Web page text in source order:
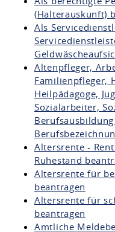
(Halterauskunft)
Als
Altenpfleger,
Familienpfleger,
Heilpädagoge,
Sozialarbeiter,
Altersrente -
Ruhestand
Altersrente für
beantragen
Altersrente für
beantragen
Amtliche